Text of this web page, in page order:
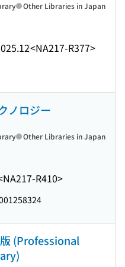
<NA217-R377>
Other Libraries in Japan
ノロジー
R410>
Other Libraries in Japan
(Professional